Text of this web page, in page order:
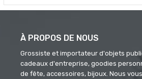
À PROPOS DE NOUS
Grossiste et importateur d'objets
cadeaux d'entreprise, goodies
de fête, accessoires, bijoux. Nous